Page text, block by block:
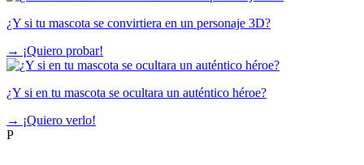
¿Y si tu mascota se convirtiera en un personaje 3D?
→ ¡Quiero probar!
¿Y si en tu mascota se ocultara un auténtico héroe?
→ ¡Quiero verlo!
P